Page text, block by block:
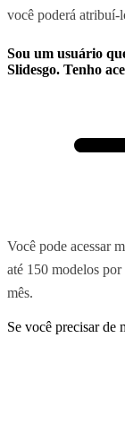
você poderá atribuí-
Sou um usuário
Slidesgo. Tenho
Você pode acessar
até 150 modelos
mês.
Se você precisar de